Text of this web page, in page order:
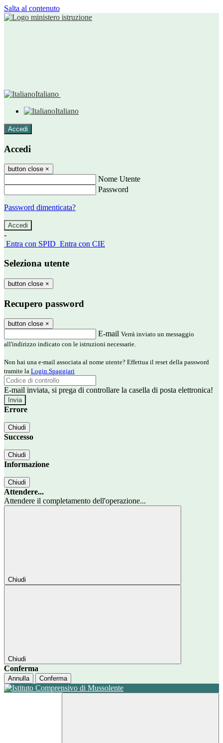
Salta al contenuto
Italiano
Italiano
Accedi
Accedi
button close ×
Nome Utente
Password
Password dimenticata?
-
Entra con SPID Entra con CIE
Seleziona utente
button close ×
Recupero password
button close ×
E-mail Verrà inviato un messaggio
all'indirizzo indicato con le istruzioni necessarie.
Non hai una e-mail associata al nome utente? Effettua il reset della password
tramite la Login Spaggiari
E-mail inviata, si prega di controllare la casella di posta elettronica!
Errore
Chiudi
Successo
Chiudi
Informazione
Chiudi
Attendere...
Attendere il completamento dell'operazione...
Chiudi
Chiudi
Conferma
Annulla Conferma